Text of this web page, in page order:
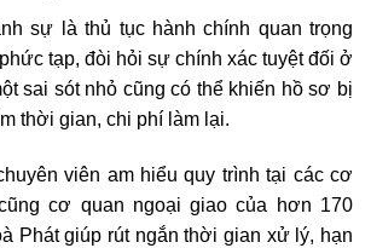
sự là thủ tục hành chính quan trọng
tạp, đòi hỏi sự chính xác tuyệt đối ở
sai sót nhỏ cũng có thể khiến hồ sơ bị
thời gian, chi phí làm lại.
viên am hiểu quy trình tại các cơ
cơ quan ngoại giao của hơn 170
Phát giúp rút ngắn thời gian xử lý, hạn